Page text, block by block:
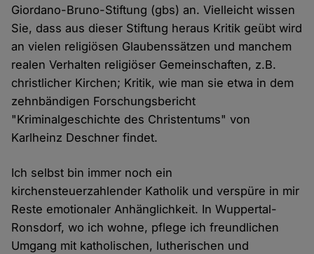
Giordano-Bruno-Stiftung (gbs) an. Vielleicht wissen
Sie, dass aus dieser Stiftung heraus Kritik geübt wird
an vielen religiösen Glaubenssätzen und manchem
realen Verhalten religiöser Gemeinschaften, z.B.
christlicher Kirchen; Kritik, wie man sie etwa in dem
zehnbändigen Forschungsbericht
"Kriminalgeschichte des Christentums" von
Karlheinz Deschner findet.
Ich selbst bin immer noch ein
kirchensteuerzahlender Katholik und verspüre in mir
Reste emotionaler Anhänglichkeit. In Wuppertal-
Ronsdorf, wo ich wohne, pflege ich freundlichen
Umgang mit katholischen, lutherischen und